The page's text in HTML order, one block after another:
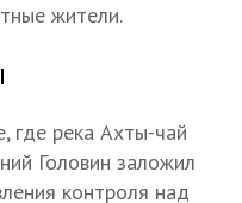
жители.
где река Ахты-чай
Головин заложил
контроля над